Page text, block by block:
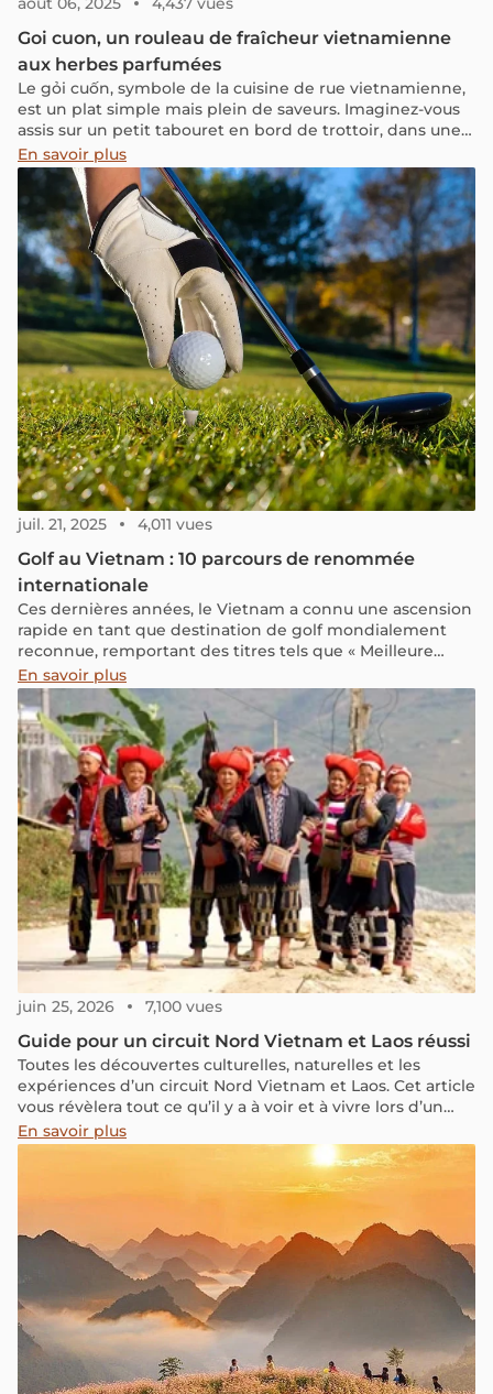
Goi cuon, un rouleau de fraîcheur vietnamienne
aux herbes parfumées
Le gỏi cuốn, symbole de la cuisine de rue vietnamienne,
est un plat simple mais plein de saveurs. Imaginez-vous
assis sur un petit tabouret en bord de trottoir, dans une
ruelle animée, savourant des rouleaux de gỏi cuốn tout
juste préparés. Chaque bouchée apporte une explosion
de fraîcheur et de légèreté. Composé de crevettes, de
porc, de vermicelles de riz et d’herbes aromatiques, le
gỏi cuốn offre une expérience gustative authentique qui
séduit les palais aux quatre coins du monde.
En savoir plus
juil. 21, 2025 4,011 vues
Golf au Vietnam : 10 parcours de renommée
internationale
Ces dernières années, le Vietnam a connu une ascension
rapide en tant que destination de golf mondialement
reconnue, remportant des titres tels que « Meilleure
destination de golf en Asie » et « Meilleure destination
de golf au monde » décernés par les World Golf Awards.
Accueillant près de 80 parcours – avec des projets
d'atteindre 200 d'ici 2025 – le Vietnam offre une
expérience de golf tout au long de l'année à travers des
paysages variés.
En savoir plus
juin 25, 2026 7,100 vues
Guide pour un circuit Nord Vietnam et Laos réussi
Toutes les découvertes culturelles, naturelles et les
expériences d’un circuit Nord Vietnam et Laos. Cet article
vous révèlera tout ce qu’il y a à voir et à vivre lors d’un
circuit Nord Vietnam et Laos.
En savoir plus